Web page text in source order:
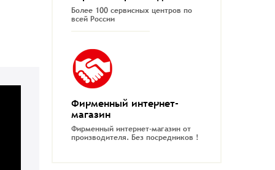
Более 100 сервисных центров по
всей России
Фирменный интернет-
магазин
Фирменный интернет-магазин от
производителя. Без посредников !